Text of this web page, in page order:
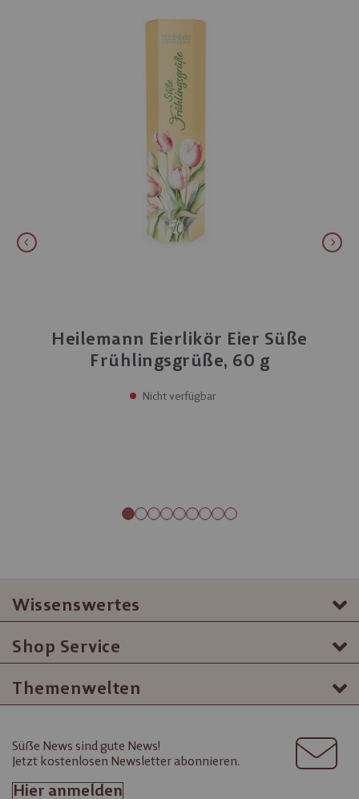
Heilemann Eierlikör Eier Süße
Frühlingsgrüße, 60 g
Nicht verfügbar
Wissenswertes
Shop Service
Themenwelten
Süße News sind gute News!
Jetzt kostenlosen Newsletter abonnieren.
Hier anmelden